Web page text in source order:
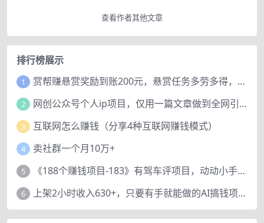
查看作者其他文章
排行榜展示
1 赏帮赚悬赏奖励到账200元，悬赏任务多劳多得，人人可做。
2 网创公众号个人ip项目，仅用一篇文章做到全网引流！
3 互联网怎么赚钱（分享4种互联网赚钱模式）
4 卖社群一个月10万+
5 《188个赚钱项目-183》有驾车评项目，动动小手，复制粘贴赚44元！
6 上架2小时收入630+，只要有手就能做的AI搞钱项目，奶奶看完都能学会!